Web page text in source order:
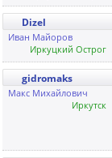
Dizel
Иван Майоров
Иркуцкий Острог
gidromaks
Макс Михайлович
Иркутск